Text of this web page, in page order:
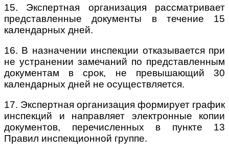
15. Экспертная организация рассматривает
представленные документы в течение 15
календарных дней.
16. В назначении инспекции отказывается при
не устранении замечаний по представленным
документам в срок, не превышающий 30
календарных дней не осуществляется.
17. Экспертная организация формирует график
инспекций и направляет электронные копии
документов, перечисленных в пункте 13
Правил инспекционной группе.